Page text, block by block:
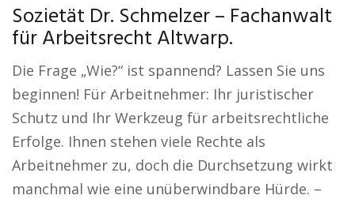
Sozietät Dr. Schmelzer – Fachanwalt
für Arbeitsrecht Altwarp.
Die Frage „Wie?“ ist spannend? Lassen Sie uns
beginnen! Für Arbeitnehmer: Ihr juristischer
Schutz und Ihr Werkzeug für arbeitsrechtliche
Erfolge. Ihnen stehen viele Rechte als
Arbeitnehmer zu, doch die Durchsetzung wirkt
manchmal wie eine unüberwindbare Hürde. –